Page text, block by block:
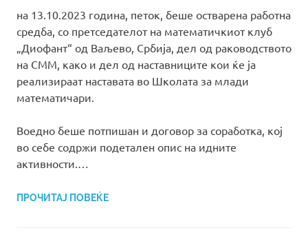
на 13.10.2023 година, петок, беше остварена работна
средба, со претседателот на математичкиот клуб
„Диофант“ од Ваљево, Србија, дел од раководството
на СММ, како и дел од наставниците кои ќе ја
реализираат наставата во Школата за млади
математичари.
Воедно беше потпишан и договор за соработка, кој
во себе содржи подетален опис на идните
активности.…
ПРОЧИТАЈ ПОВЕЌЕ